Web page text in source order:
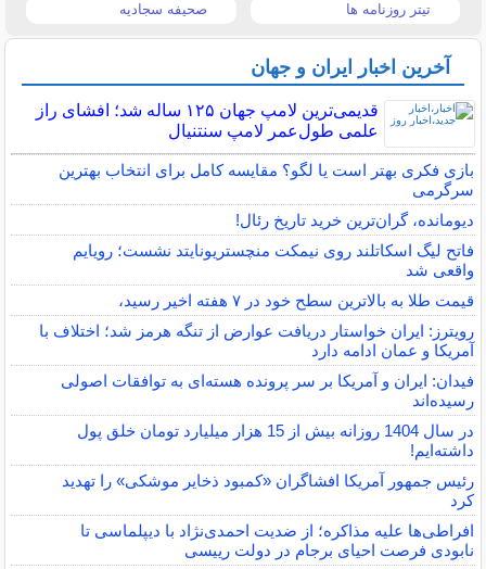
تیتر روزنامه ها صحیفه سجادیه
آخرین اخبار ایران و جهان
قدیمی‌ترین لامپ جهان ۱۲۵ ساله شد؛ افشای راز
علمی طول‌عمر لامپ سنتنیال
بازی فکری بهتر است یا لگو؟ مقایسه کامل برای انتخاب بهترین
سرگرمی
دیومانده، گران‌ترین خرید تاریخ رئال!
فاتح لیگ اسکاتلند روی نیمکت منچستریونایتد نشست؛ رویایم
واقعی شد
قیمت طلا به بالاترین سطح خود در ۷ هفته اخیر رسید،
رویترز: ایران خواستار دریافت عوارض از تنگه هرمز شد؛ اختلاف با
آمریکا و عمان ادامه دارد
فیدان: ایران و آمریکا بر سر پرونده هسته‌ای به توافقات اصولی
رسیده‌اند
در سال 1404 روزانه بیش از 15 هزار میلیارد تومان خلق پول
داشته‌ایم!
رئیس جمهور آمریکا افشاگران «کمبود ذخایر موشکی» را تهدید
کرد
افراطی‌ها علیه مذاکره؛ از ضدیت احمدی‌نژاد با دیپلماسی تا
نابودی فرصت احیای برجام در دولت رییسی